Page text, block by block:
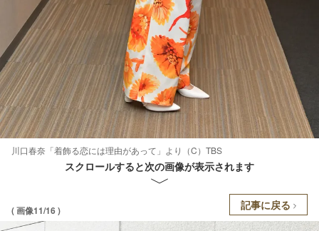
川口春奈「着飾る恋には理由があって」より（C）TBS
スクロールすると次の画像が表示されます
( 画像11/16 ) 記事に戻る